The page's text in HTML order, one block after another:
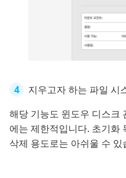
지우고자 하는 파일 시
해당 기능도 윈도우 디스크
에는 제한적입니다. 초기화
삭제 용도로는 아쉬울 수 있